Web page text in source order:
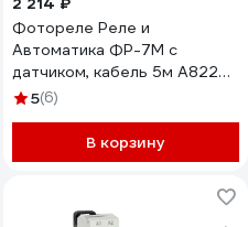
Фотореле Реле и
Автоматика ФР-7М с
датчиком, кабель 5м A8222-
79682583
5(6)
В корзину